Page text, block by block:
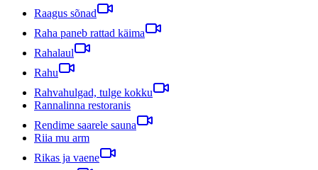
Raagus sõnad
Raha paneb rattad käima
Rahalaul
Rahu
Rahvahulgad, tulge kokku
Rannalinna restoranis
Rendime saarele sauna
Riia mu arm
Rikas ja vaene